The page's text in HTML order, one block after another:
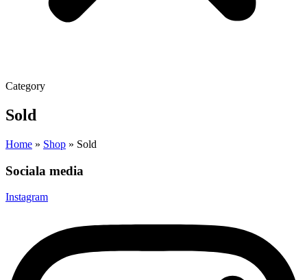
Category
Sold
Home » Shop » Sold
Sociala media
Instagram